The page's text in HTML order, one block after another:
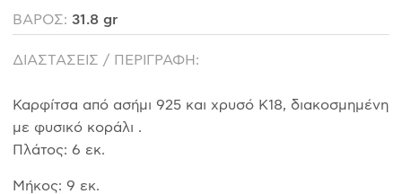
ΒΑΡΟΣ: 31.8 gr
ΔΙΑΣΤΑΣΕΙΣ / ΠΕΡΙΓΡΑΦΗ:
Καρφίτσα από ασήμι 925 και χρυσό Κ18, διακοσμημένη
με φυσικό κοράλι .
Πλάτος: 6 εκ.
Μήκος: 9 εκ.